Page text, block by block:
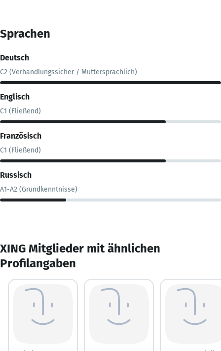
Sprachen
Deutsch
C2 (Verhandlungssicher / Muttersprachlich)
Englisch
C1 (Fließend)
Französisch
C1 (Fließend)
Russisch
A1-A2 (Grundkenntnisse)
XING Mitglieder mit ähnlichen
Profilangaben